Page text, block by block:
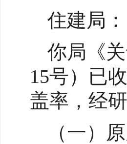
住建局：
你局《
15号）已
盖率，经
（一）